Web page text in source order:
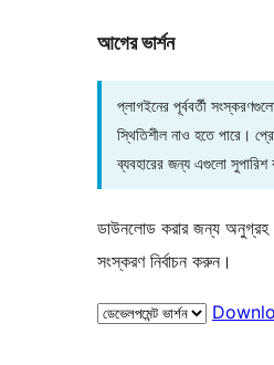
আগের ভার্শন
প্লাগইনের পূর্ববর্তী
স্থিতিশীল নাও হতে পারে।
ব্যবহারের জন্য এগুলো সুপারিশ
ডাউনলোড করার জন্য অনুগ্রহ
সংস্করণ নির্বাচন করুন।